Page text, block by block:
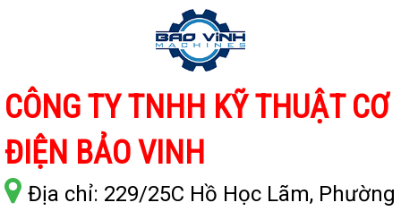
CÔNG TY TNHH KỸ THUẬT CƠ
ĐIỆN BẢO VINH
Địa chỉ: 229/25C Hồ Học Lãm, Phường